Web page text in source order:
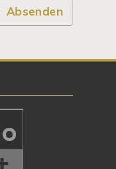
Absenden